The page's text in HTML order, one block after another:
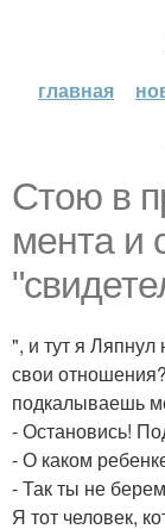
главная
Стою в
мента и
", и тут я
свои
подкалываешь
- Остановись!
- О каком
- Так ты не
Я тот человек,